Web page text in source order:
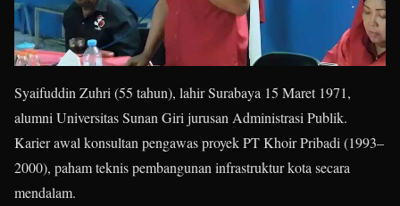
Syaifuddin Zuhri (55 tahun), lahir Surabaya 15 Maret 1971,
alumni Universitas Sunan Giri jurusan Administrasi Publik.
Karier awal konsultan pengawas proyek PT Khoir Pribadi (1993–
2000), paham teknis pembangunan infrastruktur kota secara
mendalam.